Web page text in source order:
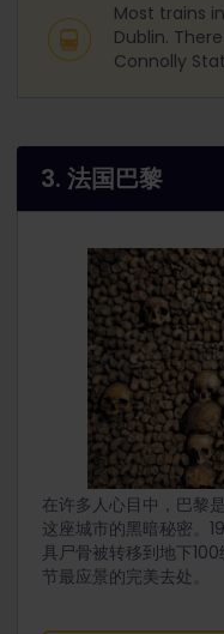
Most trains
Dublin.
Connolly
3. 法国巴黎
在许多人心目中，巴黎
这座城市的黑暗秘密。
具尸骨被转移到地下
节最应景的完美去处。